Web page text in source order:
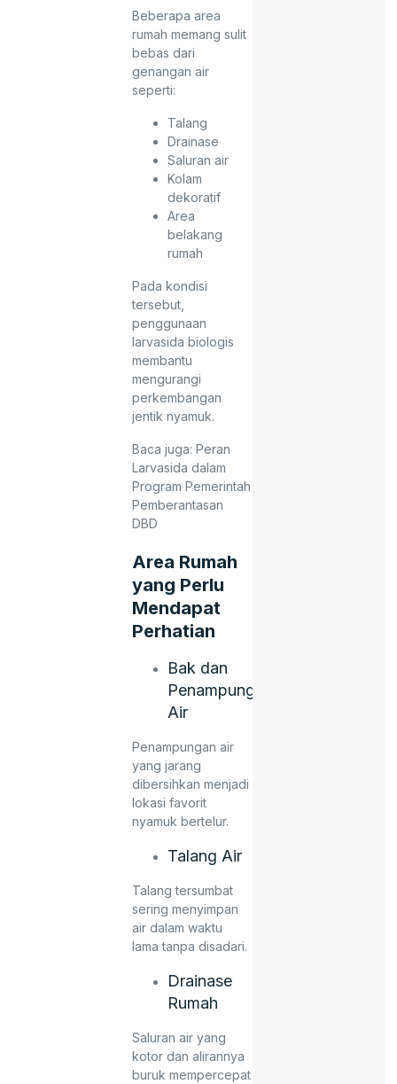
Beberapa area
rumah memang sulit
bebas dari
genangan air
seperti:
Talang
Drainase
Saluran air
Kolam
dekoratif
Area
belakang
rumah
Pada kondisi
tersebut,
penggunaan
larvasida biologis
membantu
mengurangi
perkembangan
jentik nyamuk.
Baca juga:Peran
Larvasida dalam
Program Pemerintah
Pemberantasan
DBD
Area Rumah
yang Perlu
Mendapat
Perhatian
Bak dan
Penampungan
Air
Penampungan air
yang jarang
dibersihkan menjadi
lokasi favorit
nyamuk bertelur.
Talang Air
Talang tersumbat
sering menyimpan
air dalam waktu
lama tanpa disadari.
Drainase
Rumah
Saluran air yang
kotor dan alirannya
buruk mempercepat